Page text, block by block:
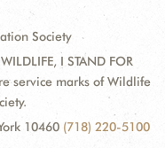
Society
I STAND FOR
service marks of Wildlife
10460 (718) 220-5100